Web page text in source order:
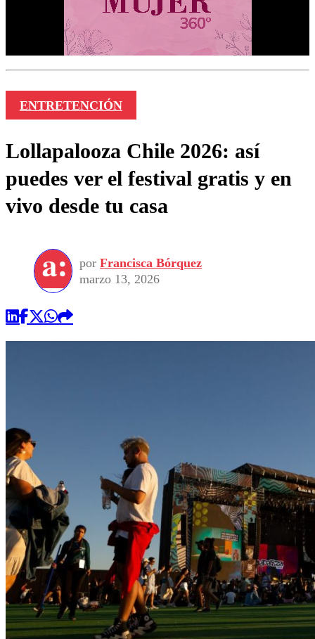
ENTRETENCIÓN
Lollapalooza Chile 2026: así
puedes ver el festival gratis y en
vivo desde tu casa
por Francisca Bórquez
marzo 13, 2026